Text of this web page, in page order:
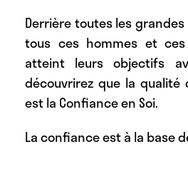
Derrière toutes les
tous ces hommes et
atteint leurs objectifs
découvrirez que la
est la Confiance en Soi.
La confiance est à la base